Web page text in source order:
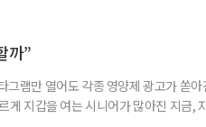
올리브베러, 창고형·체험형 약국까지.
까”
램만 열어도 각종 영양제 광고가 쏟아
게 지갑을 여는 시니어가 많아진 지금,